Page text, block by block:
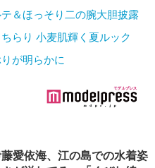
＆ほっそり二の腕大胆披露
らり 小麦肌輝く夏ルック
が明らかに
藤愛依海、江の島での水着姿